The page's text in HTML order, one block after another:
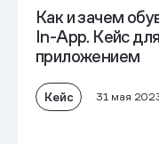
Как и зачем
In-App. Кейс
приложением
Кейс 31 мая